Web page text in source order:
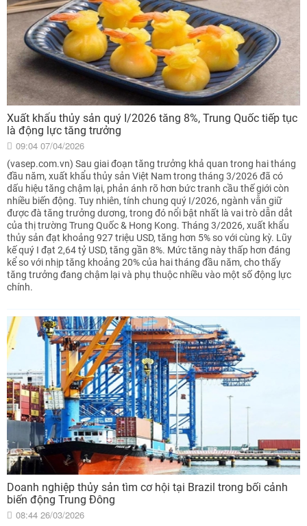
Xuất khẩu thủy sản quý I/2026 tăng 8%, Trung Quốc tiếp tục
là động lực tăng trưởng
09:04 07/04/2026
(vasep.com.vn) Sau giai đoạn tăng trưởng khả quan trong hai tháng
đầu năm, xuất khẩu thủy sản Việt Nam trong tháng 3/2026 đã có
dấu hiệu tăng chậm lại, phản ánh rõ hơn bức tranh cầu thế giới còn
nhiều biến động. Tuy nhiên, tính chung quý I/2026, ngành vẫn giữ
được đà tăng trưởng dương, trong đó nổi bật nhất là vai trò dẫn dắt
của thị trường Trung Quốc & Hong Kong. Tháng 3/2026, xuất khẩu
thủy sản đạt khoảng 927 triệu USD, tăng hơn 5% so với cùng kỳ. Lũy
kế quý I đạt 2,64 tỷ USD, tăng gần 8%. Mức tăng này thấp hơn đáng
kể so với nhịp tăng khoảng 20% của hai tháng đầu năm, cho thấy
tăng trưởng đang chậm lại và phụ thuộc nhiều vào một số động lực
chính.
Doanh nghiệp thủy sản tìm cơ hội tại Brazil trong bối cảnh
biến động Trung Đông
08:44 26/03/2026